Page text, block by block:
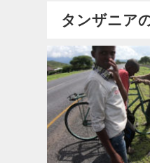
タンザニア